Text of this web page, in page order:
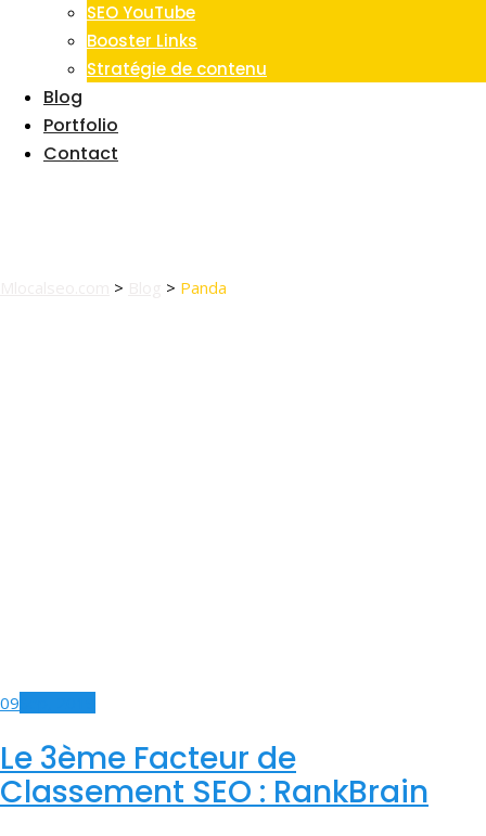
SEO YouTube
Booster Links
Stratégie de contenu
Blog
Portfolio
Contact
> > Panda
09
Le 3ème Facteur de
Classement SEO : RankBrain